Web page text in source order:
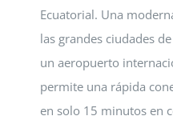
Ecuatorial. Una
las grandes ciudades
un aeropuerto
permite una rápida
en solo 15 minutos en